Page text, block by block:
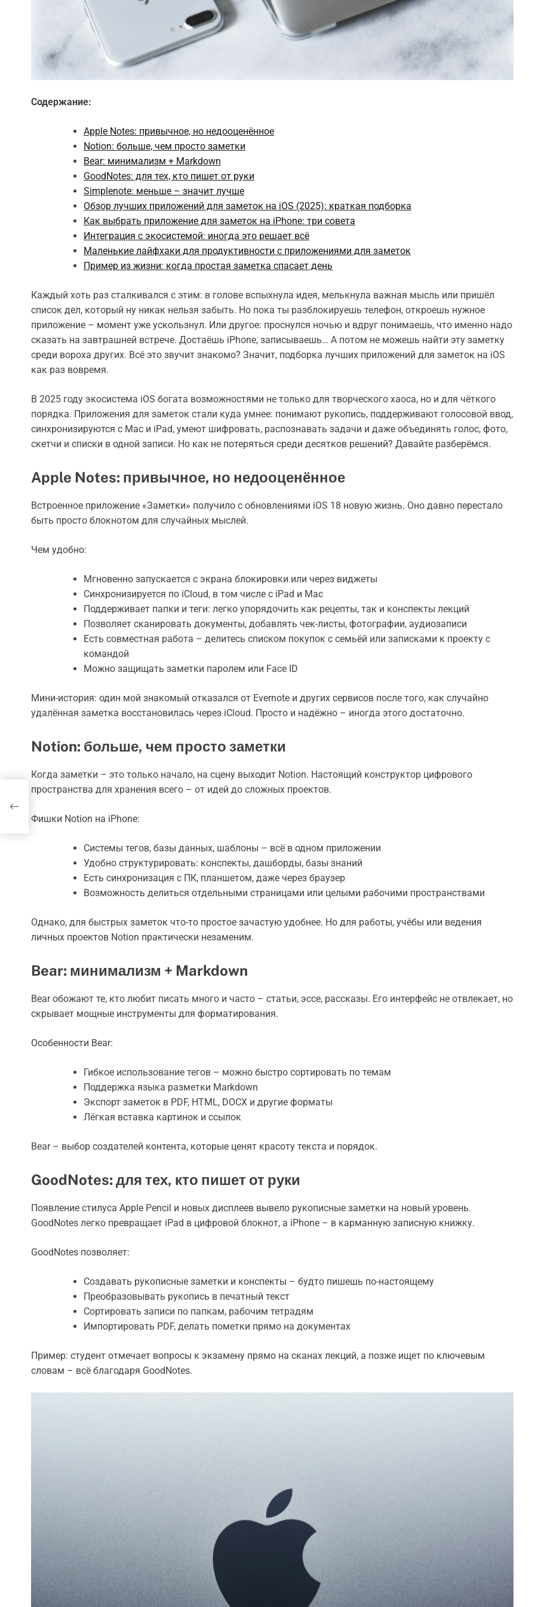
Содержание:
Apple Notes: привычное, но недооценённое
Notion: больше, чем просто заметки
Bear: минимализм + Markdown
GoodNotes: для тех, кто пишет от руки
Simplenote: меньше – значит лучше
Обзор лучших приложений для заметок на iOS (2025): краткая подборка
Как выбрать приложение для заметок на iPhone: три совета
Интеграция с экосистемой: иногда это решает всё
Маленькие лайфхаки для продуктивности с приложениями для заметок
Пример из жизни: когда простая заметка спасает день
Каждый хоть раз сталкивался с этим: в голове вспыхнула идея, мелькнула важная мысль или пришёл
список дел, который ну никак нельзя забыть. Но пока ты разблокируешь телефон, откроешь нужное
приложение – момент уже ускользнул. Или другое: проснулся ночью и вдруг понимаешь, что именно надо
сказать на завтрашней встрече. Достаёшь iPhone, записываешь… А потом не можешь найти эту заметку
среди вороха других. Всё это звучит знакомо? Значит, подборка лучших приложений для заметок на iOS
как раз вовремя.
В 2025 году экосистема iOS богата возможностями не только для творческого хаоса, но и для чёткого
порядка. Приложения для заметок стали куда умнее: понимают рукопись, поддерживают голосовой ввод,
синхронизируются с Mac и iPad, умеют шифровать, распознавать задачи и даже объединять голос, фото,
скетчи и списки в одной записи. Но как не потеряться среди десятков решений? Давайте разберёмся.
Apple Notes: привычное, но недооценённое
Встроенное приложение «Заметки» получило с обновлениями iOS 18 новую жизнь. Оно давно перестало
быть просто блокнотом для случайных мыслей.
Чем удобно:
Мгновенно запускается с экрана блокировки или через виджеты
Синхронизируется по iCloud, в том числе с iPad и Mac
Поддерживает папки и теги: легко упорядочить как рецепты, так и конспекты лекций
Позволяет сканировать документы, добавлять чек-листы, фотографии, аудиозаписи
Есть совместная работа – делитесь списком покупок с семьёй или записками к проекту с
командой
Можно защищать заметки паролем или Face ID
Мини-история: один мой знакомый отказался от Evernote и других сервисов после того, как случайно
удалённая заметка восстановилась через iCloud. Просто и надёжно – иногда этого достаточно.
Notion: больше, чем просто заметки
Когда заметки – это только начало, на сцену выходит Notion. Настоящий конструктор цифрового
пространства для хранения всего – от идей до сложных проектов.
Фишки Notion на iPhone:
Системы тегов, базы данных, шаблоны – всё в одном приложении
Удобно структурировать: конспекты, дашборды, базы знаний
Есть синхронизация с ПК, планшетом, даже через браузер
Возможность делиться отдельными страницами или целыми рабочими пространствами
Однако, для быстрых заметок что-то простое зачастую удобнее. Но для работы, учёбы или ведения
личных проектов Notion практически незаменим.
Bear: минимализм + Markdown
Bear обожают те, кто любит писать много и часто – статьи, эссе, рассказы. Его интерфейс не отвлекает, но
скрывает мощные инструменты для форматирования.
Особенности Bear:
Гибкое использование тегов – можно быстро сортировать по темам
Поддержка языка разметки Markdown
Экспорт заметок в PDF, HTML, DOCX и другие форматы
Лёгкая вставка картинок и ссылок
Bear – выбор создателей контента, которые ценят красоту текста и порядок.
GoodNotes: для тех, кто пишет от руки
Появление стилуса Apple Pencil и новых дисплеев вывело рукописные заметки на новый уровень.
GoodNotes легко превращает iPad в цифровой блокнот, а iPhone – в карманную записную книжку.
GoodNotes позволяет:
Создавать рукописные заметки и конспекты – будто пишешь по-настоящему
Преобразовывать рукопись в печатный текст
Сортировать записи по папкам, рабочим тетрадям
Импортировать PDF, делать пометки прямо на документах
Пример: студент отмечает вопросы к экзамену прямо на сканах лекций, а позже ищет по ключевым
словам – всё благодаря GoodNotes.